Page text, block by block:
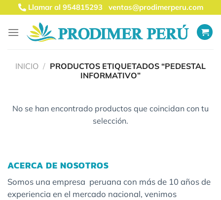
Saltar
al
contenido
Llamar al 954815293ventas@prodimerperu.com
INICIO / PRODUCTOS ETIQUETADOS “PEDESTAL
INFORMATIVO”
No se han encontrado productos que coincidan con tu
selección.
ACERCA DE NOSOTROS
Somos una empresa peruana con más de 10 años de
experiencia en el mercado nacional, venimos